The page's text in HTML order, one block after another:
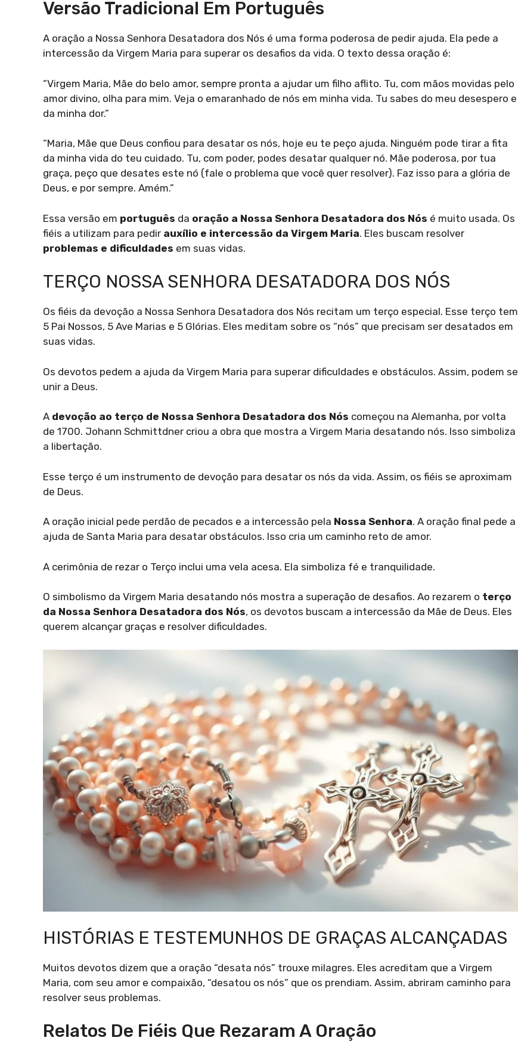
Versão Tradicional Em Português
A oração a Nossa Senhora Desatadora dos Nós é uma forma poderosa de pedir ajuda. Ela pede a
intercessão da Virgem Maria para superar os desafios da vida. O texto dessa oração é:
“Virgem Maria, Mãe do belo amor, sempre pronta a ajudar um filho aflito. Tu, com mãos movidas pelo
amor divino, olha para mim. Veja o emaranhado de nós em minha vida. Tu sabes do meu desespero e
da minha dor.”
“Maria, Mãe que Deus confiou para desatar os nós, hoje eu te peço ajuda. Ninguém pode tirar a fita
da minha vida do teu cuidado. Tu, com poder, podes desatar qualquer nó. Mãe poderosa, por tua
graça, peço que desates este nó (fale o problema que você quer resolver). Faz isso para a glória de
Deus, e por sempre. Amém.”
Essa versão em português da oração a Nossa Senhora Desatadora dos Nós é muito usada. Os
fiéis a utilizam para pedir auxílio e intercessão da Virgem Maria. Eles buscam resolver
problemas e dificuldades em suas vidas.
TERÇO NOSSA SENHORA DESATADORA DOS NÓS
Os fiéis da devoção a Nossa Senhora Desatadora dos Nós recitam um terço especial. Esse terço tem
5 Pai Nossos, 5 Ave Marias e 5 Glórias. Eles meditam sobre os “nós” que precisam ser desatados em
suas vidas.
Os devotos pedem a ajuda da Virgem Maria para superar dificuldades e obstáculos. Assim, podem se
unir a Deus.
A devoção ao terço de Nossa Senhora Desatadora dos Nós começou na Alemanha, por volta
de 1700. Johann Schmittdner criou a obra que mostra a Virgem Maria desatando nós. Isso simboliza
a libertação.
Esse terço é um instrumento de devoção para desatar os nós da vida. Assim, os fiéis se aproximam
de Deus.
A oração inicial pede perdão de pecados e a intercessão pela Nossa Senhora. A oração final pede a
ajuda de Santa Maria para desatar obstáculos. Isso cria um caminho reto de amor.
A cerimônia de rezar o Terço inclui uma vela acesa. Ela simboliza fé e tranquilidade.
O simbolismo da Virgem Maria desatando nós mostra a superação de desafios. Ao rezarem o terço
da Nossa Senhora Desatadora dos Nós, os devotos buscam a intercessão da Mãe de Deus. Eles
querem alcançar graças e resolver dificuldades.
HISTÓRIAS E TESTEMUNHOS DE GRAÇAS ALCANÇADAS
Muitos devotos dizem que a oração “desata nós” trouxe milagres. Eles acreditam que a Virgem
Maria, com seu amor e compaixão, “desatou os nós” que os prendiam. Assim, abriram caminho para
resolver seus problemas.
Relatos De Fiéis Que Rezaram A Oração